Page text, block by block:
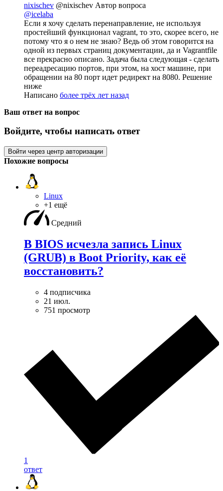
nixischev @nixischev Автор вопроса
@icelaba
Если я хочу сделать перенаправление, не используя
простейший функционал vagrant, то это, скорее всего, не
потому что я о нем не знаю? Ведь об этом говорится на
одной из первых страниц документации, да и Vagrantfile
все прекрасно описано. Задача была следующая - сделать
переадресацию портов, при этом, на хост машине, при
обращении на 80 порт идет редирект на 8080. Решение
ниже
Написано более трёх лет назад
Ваш ответ на вопрос
Войдите, чтобы написать ответ
Войти через центр авторизации
Похожие вопросы
Linux
+1 ещё
Средний
В BIOS исчезла запись Linux
(GRUB) в Boot Priority, как её
восстановить?
4 подписчика
21 июл.
751 просмотр
1
ответ